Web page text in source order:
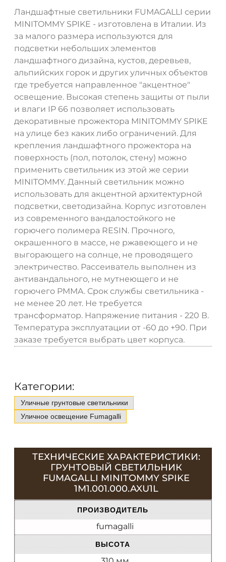
Ландшафтные светильники FUMAGALLI серии
MINITOMMY SPIKE - изготовлена в Италии. Из
за малого размера используются для
подсветки небольших элементов
ландшафтного дизайна, кустов, деревьев,
альпийских горок и других уличных объектов
где требуется направленное "акцентное"
освещение. Высокая степень защиты от пыли
и влаги IP 66 позволяет использовать
декоративные прожектора MINITOMMY SPIKE
на улице без каких либо ограничений. Для
крепления ландшафтного прожектора на
поверхность (пол, потолок, стену) можно
применить светильник из этой же серии
MINITOMMY. Данный светильник можно
использовать для акцентной архитектурной
подсветки, светодизайна. Корпус изготовлен
из современного вандалостойкого не
горючего полимера RESIN. Прочного,
окрашенного в массе, не ржавеющего и не
выгорающего на солнце, не проводящего
электричество. Рассеиватель выполнен из
антивандального, не мутнеющего и не
горючего PMMA. Срок службы светильника -
не менее 20 лет. Не требуется
трансформатор. Напряжение питания - 220 В.
Температура эксплуатации от -60 до +90. При
заказе требуется выбрать цвет корпуса.
Категории:
Уличные грунтовые светильники
Уличное освещение Fumagalli
ТЕХНИЧЕСКИЕ ХАРАКТЕРИСТИКИ:
ГРУНТОВЫЙ СВЕТИЛЬНИК
FUMAGALLI MINITOMMY SPIKE
1M1.001.000.AXU1L
ПРОИЗВОДИТЕЛЬ
fumagalli
ВЫСОТА